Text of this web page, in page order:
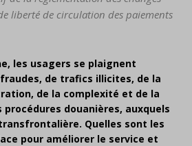
liberté de circulation des paiements
les usagers se plaignent
de trafics illicites, de la
de la complexité et de la
procédures douanières, auxquels
Quelles sont les
pour améliorer le service et